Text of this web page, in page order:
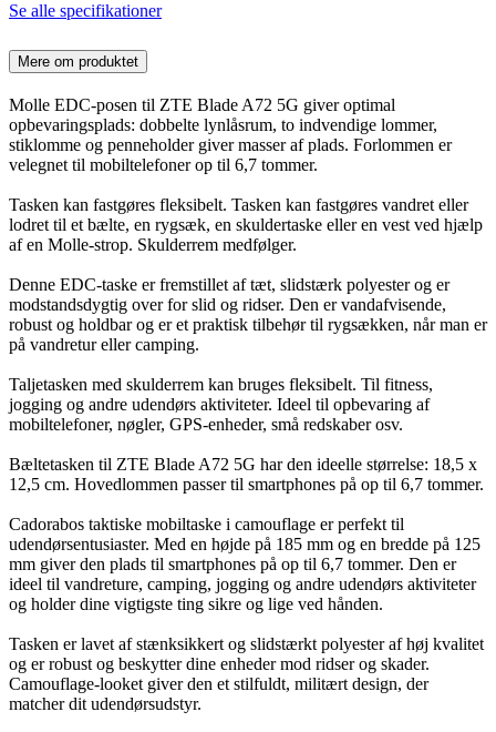
Se alle specifikationer
Mere om produktet
Molle EDC-posen til ZTE Blade A72 5G giver optimal
opbevaringsplads: dobbelte lynlåsrum, to indvendige lommer,
stiklomme og penneholder giver masser af plads. Forlommen er
velegnet til mobiltelefoner op til 6,7 tommer.
Tasken kan fastgøres fleksibelt. Tasken kan fastgøres vandret eller
lodret til et bælte, en rygsæk, en skuldertaske eller en vest ved hjælp
af en Molle-strop. Skulderrem medfølger.
Denne EDC-taske er fremstillet af tæt, slidstærk polyester og er
modstandsdygtig over for slid og ridser. Den er vandafvisende,
robust og holdbar og er et praktisk tilbehør til rygsækken, når man er
på vandretur eller camping.
Taljetasken med skulderrem kan bruges fleksibelt. Til fitness,
jogging og andre udendørs aktiviteter. Ideel til opbevaring af
mobiltelefoner, nøgler, GPS-enheder, små redskaber osv.
Bæltetasken til ZTE Blade A72 5G har den ideelle størrelse: 18,5 x
12,5 cm. Hovedlommen passer til smartphones på op til 6,7 tommer.
Cadorabos taktiske mobiltaske i camouflage er perfekt til
udendørsentusiaster. Med en højde på 185 mm og en bredde på 125
mm giver den plads til smartphones på op til 6,7 tommer. Den er
ideel til vandreture, camping, jogging og andre udendørs aktiviteter
og holder dine vigtigste ting sikre og lige ved hånden.
Tasken er lavet af stænksikkert og slidstærkt polyester af høj kvalitet
og er robust og beskytter dine enheder mod ridser og skader.
Camouflage-looket giver den et stilfuldt, militært design, der
matcher dit udendørsudstyr.